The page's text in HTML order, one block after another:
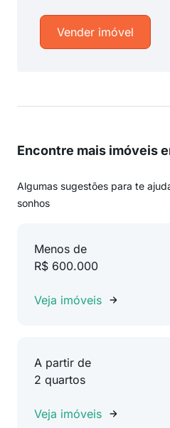
Vender imóvel
Encontre mais imóveis
Algumas sugestões para te
sonhos
Menos de
R$ 600.000
Veja imóveis
A partir de
2 quartos
Veja imóveis